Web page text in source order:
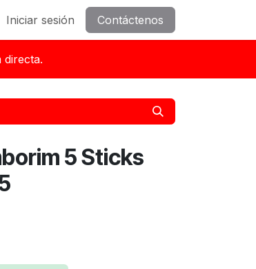
Iniciar sesión Contáctenos
directa.
5 Sticks